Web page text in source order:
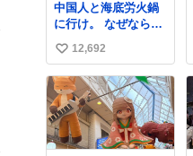
中国人と海底労火鍋
に行け。 なぜならえ
ぐい調合して美味し
すぎる ソースを作っ
てくれるから。
い
い
ね
数
12,692